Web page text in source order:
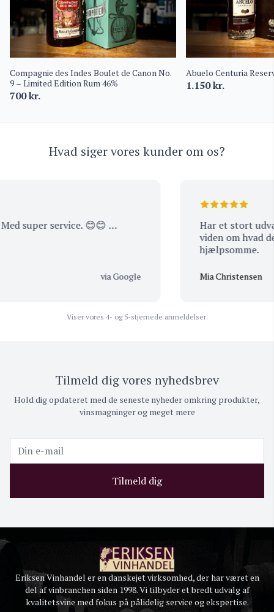
Compagnie des Indes Boulet de Canon No.
9 – Limited Edition Rum 46%
700kr.
Abuelo Centuria
1.150kr.
Hvad siger vores kunder om os?
super service. 😊😊 …
via Google
Har et stort
viden om hvad
hjælpsomme.
Mia Christensen
Viser vores 4- og 5-stjernede anmeldelser.
Tilmeld dig vores nyhedsbrev
Hold dig opdateret med de seneste nyheder omkring produkter,
vinsmagninger og meget mere
Tilmeld dig
Eriksen Vinhandel er en danskejet virksomhed, der har været en
del af vinbranchen siden 1998. Vi tilbyder et bredt udvalg af
kvalitetsvine med fokus på pålidelig service og ekspertise.